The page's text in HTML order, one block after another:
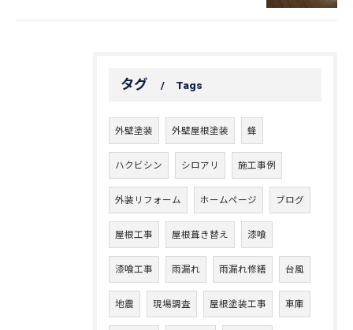
タグ Tags
外壁塗装 外壁屋根塗装 蜂
ハクビシン シロアリ 施工事例
外装リフォーム ホームページ ブログ
屋根工事 屋根葺き替え 漆喰
漆喰工事 雨漏れ 雨漏れ修繕 台風
地震 現場調査 屋根塗装工事 車庫